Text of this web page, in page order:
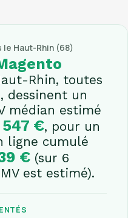
le Haut-Rhin (68)
Rhin, toutes
dessinent un
médian estimé
€, pour un
ligne cumulé
€ (sur 6
est estimé).